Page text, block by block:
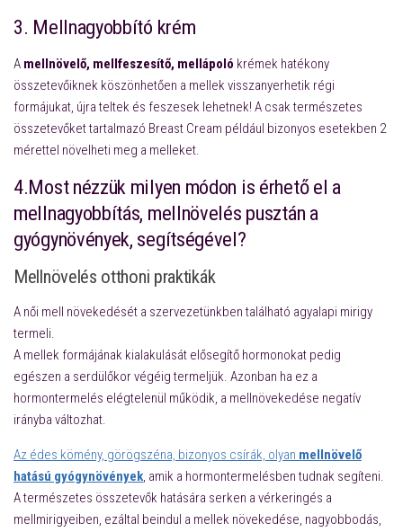
3. Mellnagyobbító krém
A mellnövelő, mellfeszesítő, mellápoló krémek hatékony
összetevőiknek köszönhetően a mellek visszanyerhetik régi
formájukat, újra teltek és feszesek lehetnek! A csak természetes
összetevőket tartalmazó Breast Cream például bizonyos esetekben 2
mérettel növelheti meg a melleket.
4.Most nézzük milyen módon is érhető el a
mellnagyobbítás, mellnövelés pusztán a
gyógynövények, segítségével?
Mellnövelés otthoni praktikák
A női mell növekedését a szervezetünkben található agyalapi mirigy
termeli.
A mellek formájának kialakulását elősegítő hormonokat pedig
egészen a serdülőkor végéig termeljük. Azonban ha ez a
hormontermelés elégtelenül működik, a mellnövekedése negatív
irányba változhat.
Az édes kömény, görögszéna, bizonyos csírák, olyan mellnövelő
hatású gyógynövények, amik a hormontermelésben tudnak segíteni.
A természetes összetevők hatására serken a vérkeringés a
mellmirigyeiben, ezáltal beindul a mellek növekedése, nagyobbodás,